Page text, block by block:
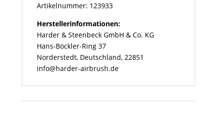
Artikelnummer: 123933
Herstellerinformationen:
Harder & Steenbeck GmbH & Co. KG
Hans-Böckler-Ring 37
Norderstedt, Deutschland, 22851
info@harder-airbrush.de